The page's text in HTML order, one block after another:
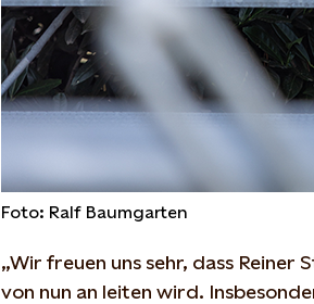
Foto: Ralf Baumgarten
„Wir freuen uns sehr, dass
von nun an leiten wird.